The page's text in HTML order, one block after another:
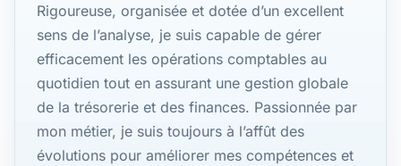
Rigoureuse, organisée et dotée d’un excellent
sens de l’analyse, je suis capable de gérer
efficacement les opérations comptables au
quotidien tout en assurant une gestion globale
de la trésorerie et des finances. Passionnée par
mon métier, je suis toujours à l’affût des
évolutions pour améliorer mes compétences et